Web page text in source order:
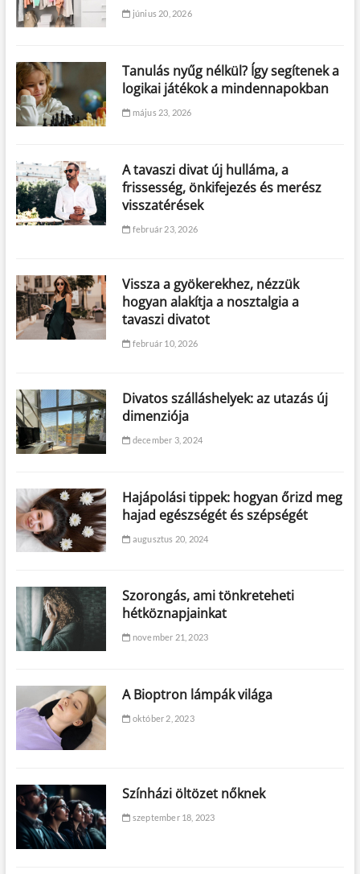
június 20, 2026
Tanulás nyűg nélkül? Így segítenek a
logikai játékok a mindennapokban
május 23, 2026
A tavaszi divat új hulláma, a
frissesség, önkifejezés és merész
visszatérések
február 23, 2026
Vissza a gyökerekhez, nézzük
hogyan alakítja a nosztalgia a
tavaszi divatot
február 10, 2026
Divatos szálláshelyek: az utazás új
dimenziója
december 3, 2024
Hajápolási tippek: hogyan őrizd meg
hajad egészségét és szépségét
augusztus 20, 2024
Szorongás, ami tönkreteheti
hétköznapjainkat
november 21, 2023
A Bioptron lámpák világa
október 2, 2023
Színházi öltözet nőknek
szeptember 18, 2023